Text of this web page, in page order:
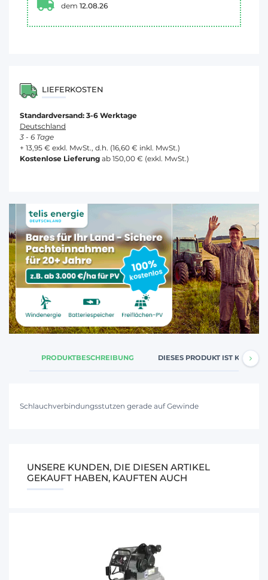
dem 12.08.26
LIEFERKOSTEN
Standardversand: 3-6 Werktage
Deutschland
3 - 6 Tage
+ 13,95 € exkl. MwSt., d.h. (16,60 € inkl. MwSt.)
Kostenlose Lieferung ab 150,00 € (exkl. MwSt.)
PRODUKTBESCHREIBUNG DIESES PRODUKT IST
Schlauchverbindungsstutzen gerade auf Gewinde
UNSERE KUNDEN, DIE DIESEN ARTIKEL
GEKAUFT HABEN, KAUFTEN AUCH